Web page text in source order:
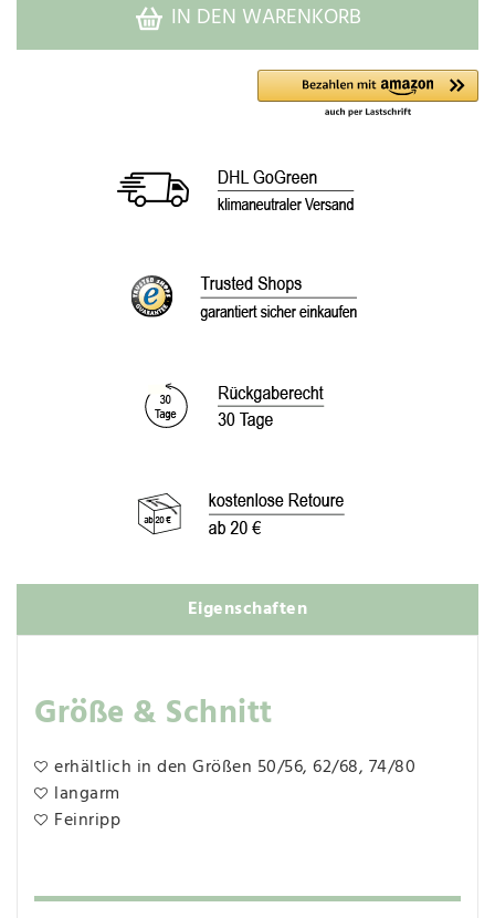
IN DEN WARENKORB
Eigenschaften
Größe & Schnitt
erhältlich in den Größen 50/56, 62/68, 74/80
langarm
Feinripp